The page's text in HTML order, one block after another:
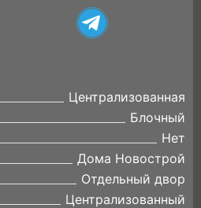
Централизованная
Блочный
Нет
Дома Новострой
Отдельный двор
Централизованный